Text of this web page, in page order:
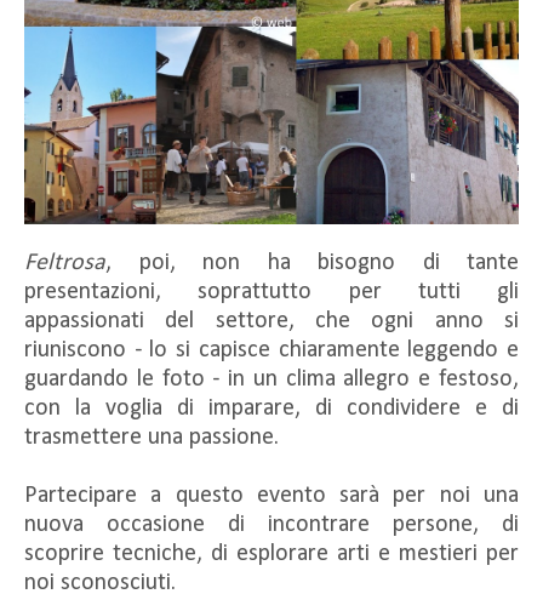
Feltrosa, poi, non ha bisogno di tante
presentazioni, soprattutto per tutti gli
appassionati del settore, che ogni anno si
riuniscono - lo si capisce chiaramente leggendo e
guardando le foto - in un clima allegro e festoso,
con la voglia di imparare, di condividere e di
trasmettere una passione.
Partecipare a questo evento sarà per noi una
nuova occasione di incontrare persone, di
scoprire tecniche, di esplorare arti e mestieri per
noi sconosciuti.